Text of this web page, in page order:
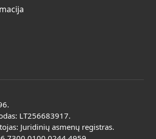
LT256683917.
Juridinių asmenų registras.